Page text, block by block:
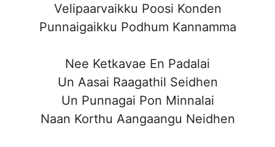
Velipaarvaikku Poosi Konden
Punnaigaikku Podhum Kannamma
Nee Ketkavae En Padalai
Un Aasai Raagathil Seidhen
Un Punnagai Pon Minnalai
Naan Korthu Aangaangu Neidhen